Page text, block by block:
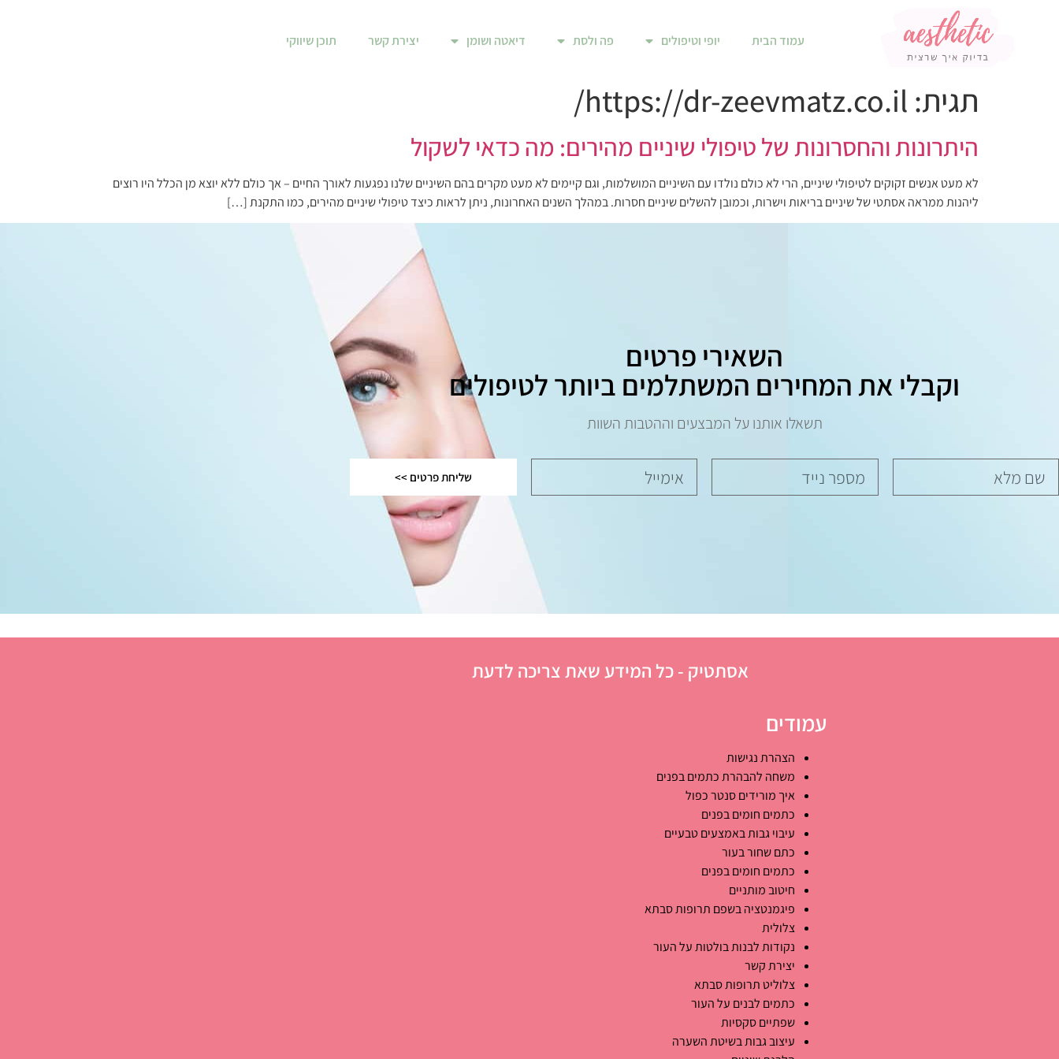
עמוד הבית יופי וטיפולים פה ולסת דיאטה ושומן יצירת קשר תוכן שיווקי
תגית: https://dr-zeevmatz.co.il/
היתרונות והחסרונות של טיפולי שיניים מהירים: מה כדאי לשקול
לא מעט אנשים זקוקים לטיפולי שיניים, הרי לא כולם נולדו עם השיניים המושלמות, וגם קיימים לא מעט מקרים בהם השיניים שלנו נפגעות לאורך החיים – אך כולם ללא יוצא מן הכלל היו רוצים
ליהנות ממראה אסתטי של שיניים בריאות וישרות, וכמובן להשלים שיניים חסרות. במהלך השנים האחרונות, ניתן לראות כיצד טיפולי שיניים מהירים, כמו התקנת […]
השאירי פרטים
וקבלי את המחירים המשתלמים ביותר לטיפולים
תשאלו אותנו על המבצעים וההטבות השוות
שליחת פרטים >>
אסתטיק - כל המידע שאת צריכה לדעת
עמודים
הצהרת נגישות
משחה להבהרת כתמים בפנים
איך מורידים סנטר כפול
כתמים חומים בפנים
עיבוי גבות באמצעים טבעיים
כתם שחור בעור
כתמים חומים בפנים
חיטוב מותניים
פיגמנטציה בשפם תרופות סבתא
צלולית
נקודות לבנות בולטות על העור
יצירת קשר
צלוליט תרופות סבתא
כתמים לבנים על העור
שפתיים סקסיות
עיצוב גבות בשיטת השערה